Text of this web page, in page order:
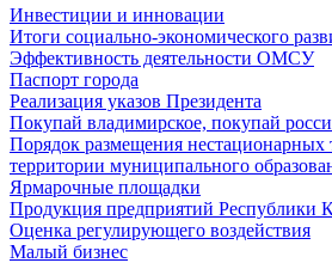
Инвестиции и инновации
Итоги социально-экономического
Эффективность деятельности ОМСУ
Паспорт города
Реализация указов Президента
Покупай владимирское, покупай
Порядок размещения нестационарных
территории муниципального
Ярмарочные площадки
Продукция предприятий Республики
Оценка регулирующего воздействия
Малый бизнес